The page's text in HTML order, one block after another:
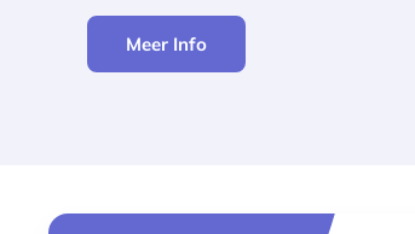
Meer Info